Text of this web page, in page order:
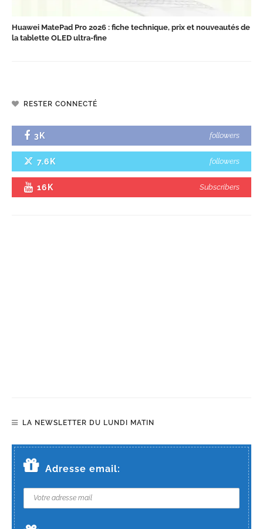
Huawei MatePad Pro 2026 : fiche technique, prix et nouveautés de
la tablette OLED ultra-fine
RESTER CONNECTÉ
3K followers
7.6K followers
16K Subscribers
LA NEWSLETTER DU LUNDI MATIN
Adresse email: